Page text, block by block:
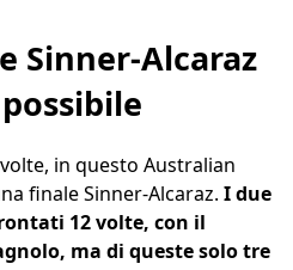
Sinner-Alcaraz
in questo Australian
finale Sinner-Alcaraz. I due
12 volte, con il
ma di queste solo tre